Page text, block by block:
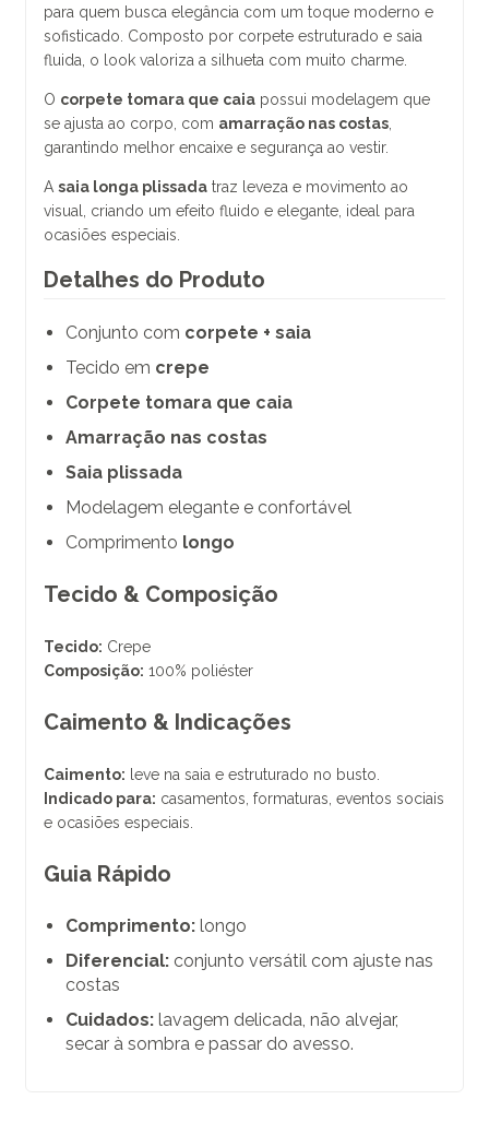
para quem busca elegância com um toque moderno e
sofisticado. Composto por corpete estruturado e saia
fluida, o look valoriza a silhueta com muito charme.
O corpete tomara que caia possui modelagem que
se ajusta ao corpo, com amarração nas costas
garantindo melhor encaixe e segurança ao vestir.
A saia longa plissada traz leveza e movimento ao
visual, criando um efeito fluido e elegante, ideal para
ocasiões especiais.
Detalhes do Produto
Conjunto com corpete + saia
Tecido em crepe
Corpete tomara que caia
Amarração nas costas
Saia plissada
Modelagem elegante e confortável
Comprimento longo
Tecido & Composição
Tecido: Crepe
Composição: 100% poliéster
Caimento & Indicações
Caimento: leve na saia e estruturado no busto.
Indicado para: casamentos, formaturas, eventos sociais
e ocasiões especiais.
Guia Rápido
Comprimento: longo
Diferencial: conjunto versátil com ajuste nas
costas
Cuidados: lavagem delicada, não alvejar,
secar à sombra e passar do avesso.